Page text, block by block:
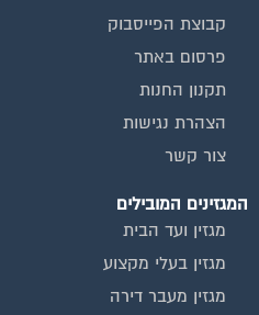
קבוצת הפייסבוק
פרסום באתר
תקנון החנות
הצהרת נגישות
צור קשר
המגזינים המובילים
מגזין ועד הבית
מגזין בעלי מקצוע
מגזין מעבר דירה